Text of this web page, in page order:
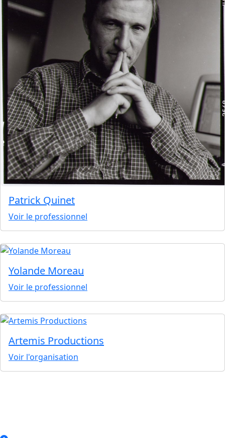
Patrick Quinet
Voir le professionnel
Yolande Moreau
Voir le professionnel
Artemis Productions
Voir l'organisation